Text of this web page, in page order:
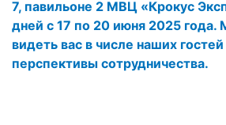
7, павильоне 2 МВЦ «Крокус
дней с 17 по 20 июня 2025
видеть вас в числе наших
перспективы сотрудничества.